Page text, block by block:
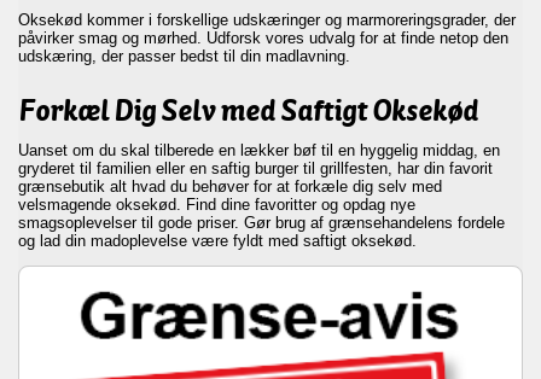
Oksekød kommer i forskellige udskæringer og marmoreringsgrader, der
påvirker smag og mørhed. Udforsk vores udvalg for at finde netop den
udskæring, der passer bedst til din madlavning.
Forkæl Dig Selv med Saftigt Oksekød
Uanset om du skal tilberede en lækker bøf til en hyggelig middag, en
gryderet til familien eller en saftig burger til grillfesten, har din favorit
grænsebutik alt hvad du behøver for at forkæle dig selv med
velsmagende oksekød. Find dine favoritter og opdag nye
smagsoplevelser til gode priser. Gør brug af grænsehandelens fordele
og lad din madoplevelse være fyldt med saftigt oksekød.